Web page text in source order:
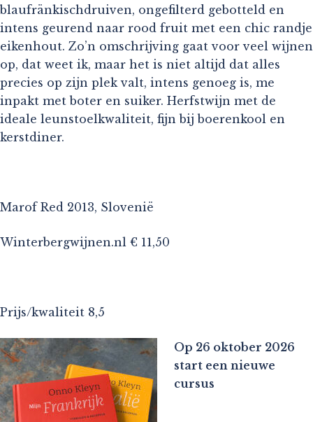
blaufränkischdruiven, ongefilterd gebotteld en
intens geurend naar rood fruit met een chic randje
eikenhout. Zo’n omschrijving gaat voor veel wijnen
op, dat weet ik, maar het is niet altijd dat alles
precies op zijn plek valt, intens genoeg is, me
inpakt met boter en suiker. Herfstwijn met de
ideale leunstoelkwaliteit, fijn bij boerenkool en
kerstdiner.
Marof Red 2013, Slovenië
Winterbergwijnen.nl € 11,50
Prijs/kwaliteit 8,5
Op 26 oktober 2026
start een nieuwe
cursus